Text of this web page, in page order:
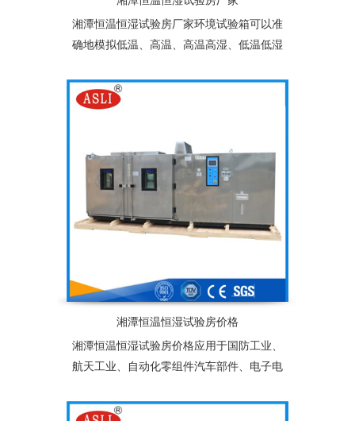
湘潭恒温恒湿试验房厂家环境试验箱可以准
确地模拟低温、高温、高温高湿、低温低湿
食品、服装、车辆、金属、化学、建材等多
种行业的产品可靠性检测
湘潭恒温恒湿试验房价格
湘潭恒温恒湿试验房价格应用于国防工业、
航天工业、自动化零组件汽车部件、电子电
能光伏组件及相关产品之耐热、耐寒测试，